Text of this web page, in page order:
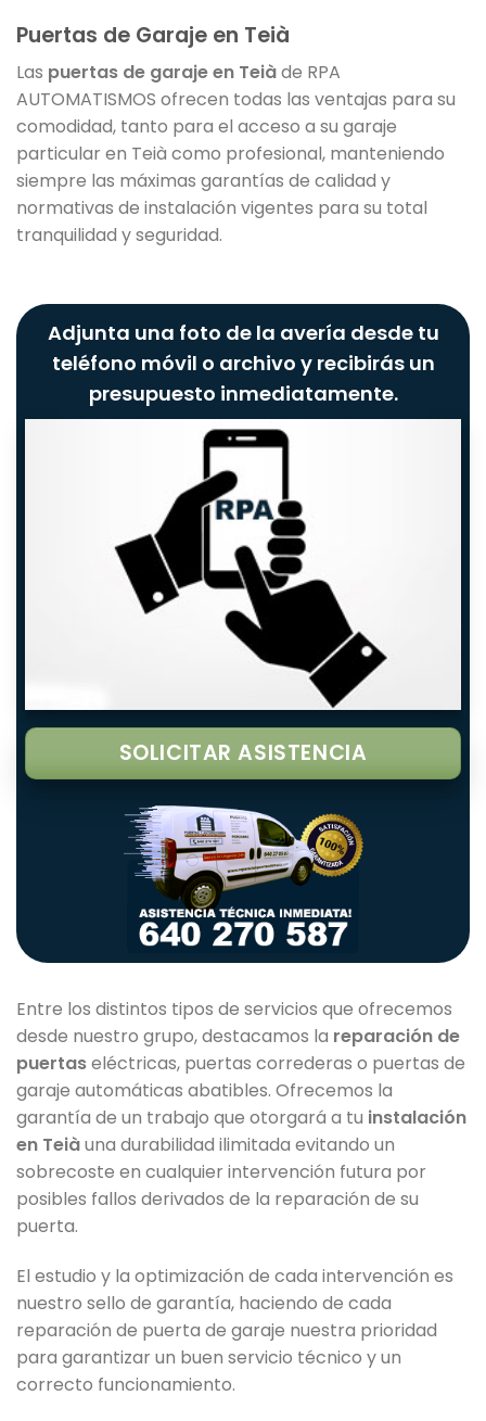
Puertas de Garaje en Teià
Las puertas de garaje en Teiàde RPA
AUTOMATISMOS ofrecen todas las ventajas para su
comodidad, tanto para el acceso a su garaje
particular en Teià como profesional, manteniendo
siempre las máximas garantías de calidad y
normativas de instalación vigentes para su total
tranquilidad y seguridad.
Adjunta una foto de la avería desde tu
teléfono móvil o archivo y recibirás un
presupuesto inmediatamente.
SOLICITAR ASISTENCIA
Entre los distintos tipos de servicios que ofrecemos
desde nuestro grupo, destacamos la reparación de
puertaseléctricas, puertas correderas o puertas de
garaje automáticas abatibles. Ofrecemos la
garantía de un trabajo que otorgará a tu instalación
en Teiàuna durabilidad ilimitada evitando un
sobrecoste en cualquier intervención futura por
posibles fallos derivados de la reparación de su
puerta.
El estudio y la optimización de cada intervención es
nuestro sello de garantía, haciendo de cada
reparación de puerta de garaje nuestra prioridad
para garantizar un buen servicio técnico y un
correcto funcionamiento.